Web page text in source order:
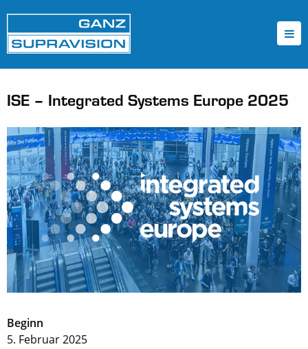
ISE – Integrated Systems Europe 2025
Beginn
5. Februar 2025